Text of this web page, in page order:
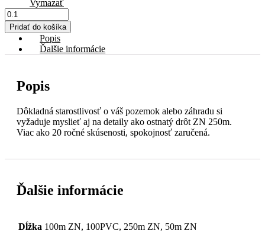
Vymazať
množstvo
Ostnatý
drôt
Pridať do košíka
Popis
Ďalšie informácie
Popis
Dôkladná starostlivosť o váš pozemok alebo záhradu si
vyžaduje myslieť aj na detaily ako ostnatý drôt ZN 250m.
Viac ako 20 ročné skúsenosti, spokojnosť zaručená.
Ďalšie informácie
Dĺžka 100m ZN, 100PVC, 250m ZN, 50m ZN